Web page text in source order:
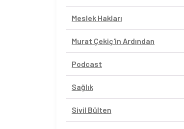
Meslek Hakları
Murat Çekiç'in Ardından
Podcast
Sağlık
Sivil Bülten